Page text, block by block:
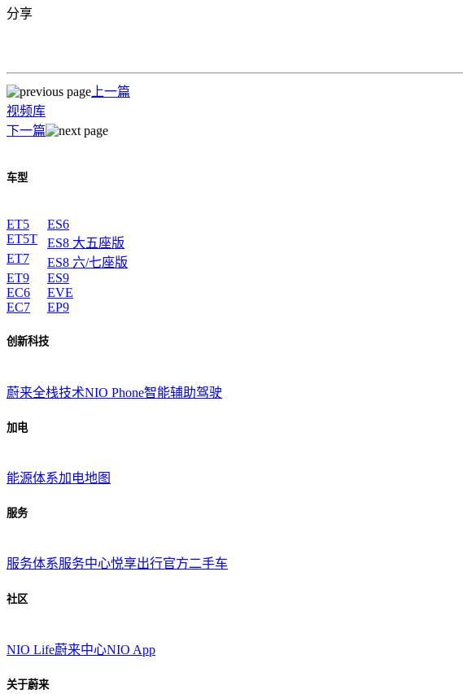
分享
上一篇
视频库
下一篇
车型
ET5
ET5T
ET7
ET9
EC6
EC7
ES6
ES8 大五座版
ES8 六/七座版
ES9
EVE
EP9
创新科技
蔚来全栈技术NIO Phone智能辅助驾驶
加电
能源体系加电地图
服务
服务体系服务中心悦享出行官方二手车
社区
NIO Life蔚来中心NIO App
关于蔚来